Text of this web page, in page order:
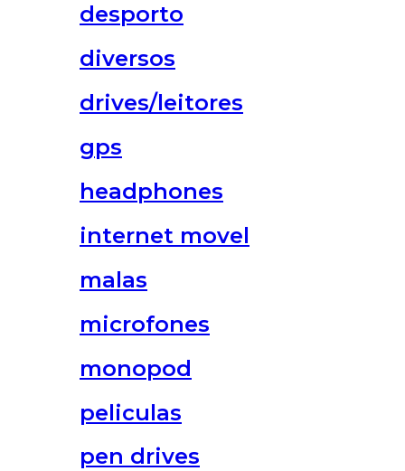
desporto
diversos
drives/leitores
gps
headphones
internet movel
malas
microfones
monopod
peliculas
pen drives